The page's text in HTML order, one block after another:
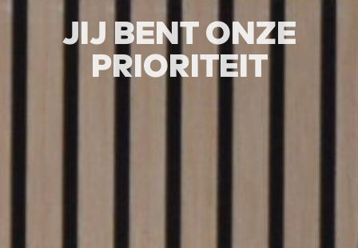
JIJ BENT ONZE
PRIORITEIT